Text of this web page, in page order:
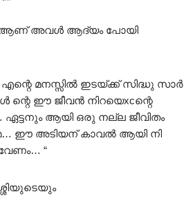
ആണ് അവൾ ആദ്യം പോയി
മനസ്സിൽ ഇടയ്ക്ക് സിദ്ധു സാർ
ന്റെ ഈ ജീവൻ നിറയെxcന്റെ
ആയി ഒരു നല്ല ജീവിതം
ഈ അടിയന് കാവൽ ആയി നി
“